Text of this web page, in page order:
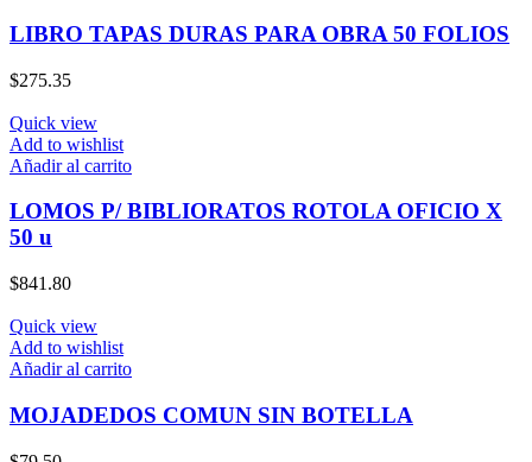
LIBRO TAPAS DURAS PARA OBRA 50 FOLIOS
$275.35
Quick view
Add to wishlist
Añadir al carrito
LOMOS P/ BIBLIORATOS ROTOLA OFICIO X
50 u
$841.80
Quick view
Add to wishlist
Añadir al carrito
MOJADEDOS COMUN SIN BOTELLA